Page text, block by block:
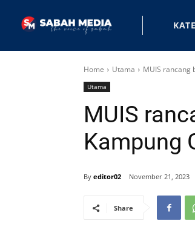
Home Utama MUIS rancang
Utama
MUIS
Kampung
By editor02 November 21, 2023
Share